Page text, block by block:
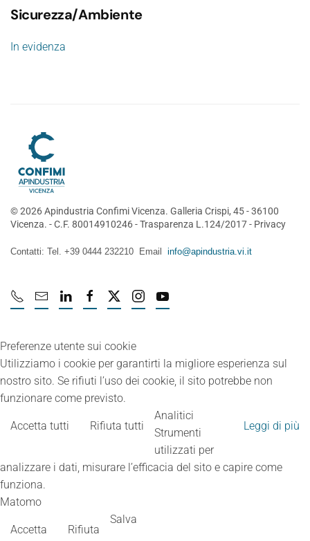
Sicurezza/Ambiente
In evidenza
©2026Apindustria Confimi Vicenza. Galleria Crispi, 45 - 36100
Vicenza. - C.F. 80014910246 -Trasparenza L.124/2017- Privacy
Contatti: Tel. +39 0444 232210 Email info@apindustria.vi.it
Preferenze utente sui cookie
Utilizziamo i cookie per garantirti la migliore esperienza sul
nostro sito. Se rifiuti l’uso dei cookie, il sito potrebbe non
funzionare come previsto.
Accetta tutti Rifiuta tutti Leggi di più
Analitici
Strumenti
utilizzati per
analizzare i dati, misurare l’efficacia del sito e capire come
funziona.
Matomo
Accetta Rifiuta
Salva